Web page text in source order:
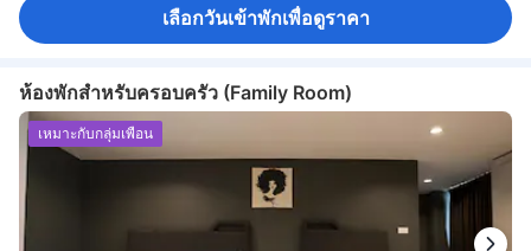
เลือกวันเข้าพักเพื่อดูราคา
ห้องพักสำหรับครอบครัว (Family Room)
เหมาะกับกลุ่มเพื่อน